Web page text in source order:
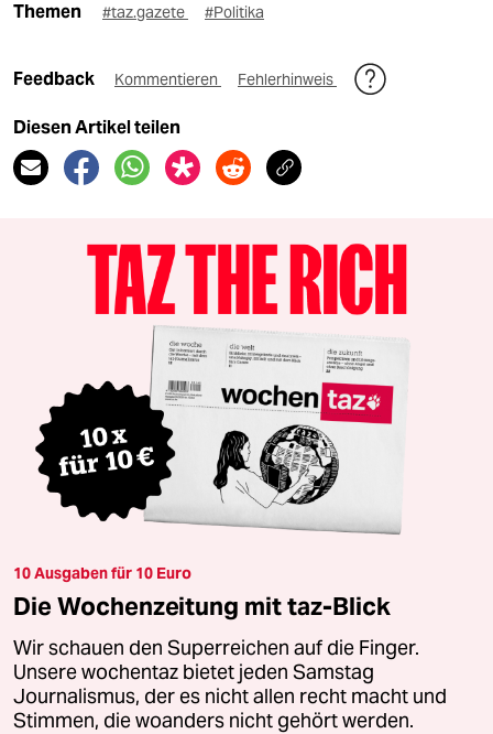
Themen #taz.gazete #Politika
Feedback Kommentieren Fehlerhinweis
Diesen Artikel teilen
10 Ausgaben für 10 Euro
Die Wochenzeitung mit taz-Blick
Wir schauen den Superreichen auf die Finger.
Unsere wochentaz bietet jeden Samstag
Journalismus, der es nicht allen recht macht und
Stimmen, die woanders nicht gehört werden.